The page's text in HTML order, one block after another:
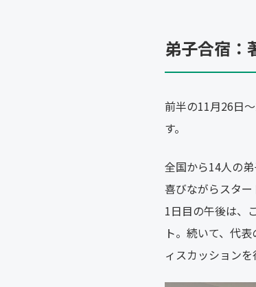
弟子合宿：
前半の11月26日
す。
全国から14人の
喜びながらスター
1日目の午後は、
ト。続いて、代
ィスカッションを